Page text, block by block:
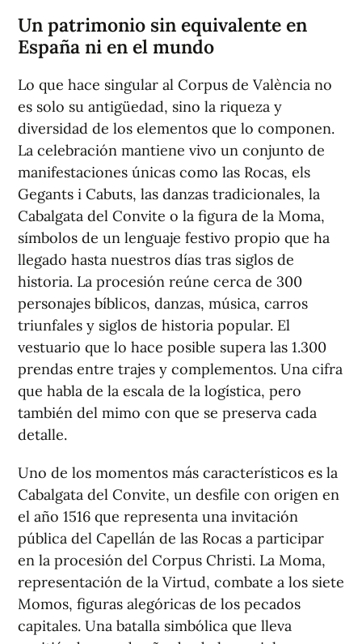
Un patrimonio sin equivalente en
España ni en el mundo
Lo que hace singular al Corpus de València no
es solo su antigüedad, sino la riqueza y
diversidad de los elementos que lo componen.
La celebración mantiene vivo un conjunto de
manifestaciones únicas como las Rocas, els
Gegants i Cabuts, las danzas tradicionales, la
Cabalgata del Convite o la figura de la Moma,
símbolos de un lenguaje festivo propio que ha
llegado hasta nuestros días tras siglos de
historia. La procesión reúne cerca de 300
personajes bíblicos, danzas, música, carros
triunfales y siglos de historia popular. El
vestuario que lo hace posible supera las 1.300
prendas entre trajes y complementos. Una cifra
que habla de la escala de la logística, pero
también del mimo con que se preserva cada
detalle.
Uno de los momentos más característicos es la
Cabalgata del Convite, un desfile con origen en
el año 1516 que representa una invitación
pública del Capellán de las Rocas a participar
en la procesión del Corpus Christi. La Moma,
representación de la Virtud, combate a los siete
Momos, figuras alegóricas de los pecados
capitales. Una batalla simbólica que lleva